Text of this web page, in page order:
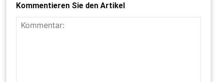
Kommentieren Sie den Artikel